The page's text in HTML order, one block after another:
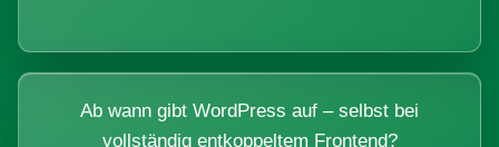
Ab wann gibt WordPress auf – selbst bei
vollständig entkoppeltem Frontend?